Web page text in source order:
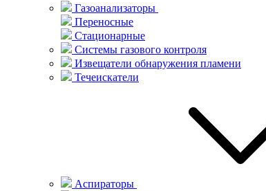
Газоанализаторы
Переносные
Стационарные
Системы газового контроля
Извещатели обнаружения пламени
Течеискатели
Аспираторы